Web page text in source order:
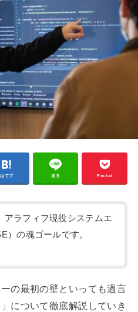
はてブ 送る Pocket
アラフィフ現役システムエ
）の魂ゴールです。
の最初の壁といっても過言
について徹底解説していき